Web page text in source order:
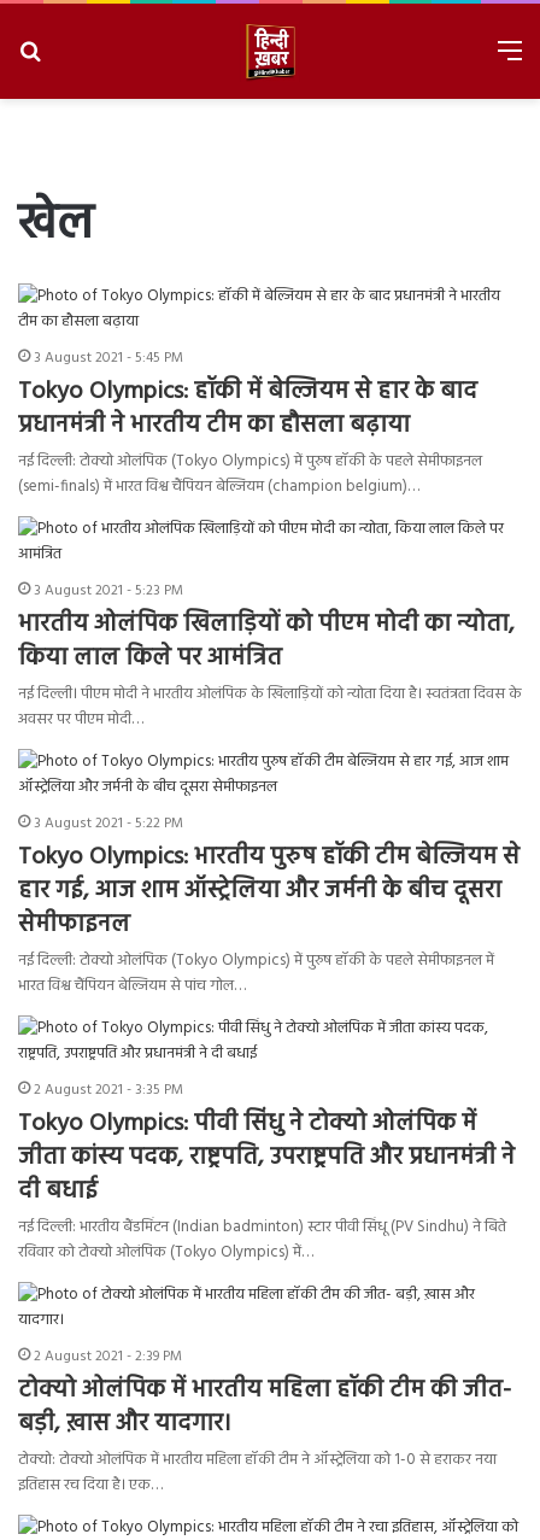
खेल
3 August 2021 - 5:45 PM
Tokyo Olympics: हॉकी में बेल्जियम से हार के बाद
प्रधानमंत्री ने भारतीय टीम का हौसला बढ़ाया
नई दिल्ली: टोक्यो ओलंपिक (Tokyo Olympics) में पुरुष हॉकी के पहले सेमीफाइनल
(semi-finals) में भारत विश्व चैंपियन बेल्जियम (champion belgium)…
3 August 2021 - 5:23 PM
भारतीय ओलंपिक खिलाड़ियों को पीएम मोदी का न्योता,
किया लाल किले पर आमंत्रित
नई दिल्ली। पीएम मोदी ने भारतीय ओलंपिक के खिलाड़ियों को न्योता दिया है। स्वतंत्रता दिवस के
अवसर पर पीएम मोदी…
3 August 2021 - 5:22 PM
Tokyo Olympics: भारतीय पुरुष हॉकी टीम बेल्जियम से
हार गई, आज शाम ऑस्ट्रेलिया और जर्मनी के बीच दूसरा
सेमीफाइनल
नई दिल्ली: टोक्यो ओलंपिक (Tokyo Olympics) में पुरुष हॉकी के पहले सेमीफाइनल में
भारत विश्व चैंपियन बेल्जियम से पांच गोल…
2 August 2021 - 3:35 PM
Tokyo Olympics: पीवी सिंधु ने टोक्यो ओलंपिक में
जीता कांस्य पदक, राष्ट्रपति, उपराष्ट्रपति और प्रधानमंत्री ने
दी बधाई
नई दिल्ली: भारतीय बैंडमिंटन (Indian badminton) स्टार पीवी सिंधू (PV Sindhu) ने बिते
रविवार को टोक्यो ओलंपिक (Tokyo Olympics) में…
2 August 2021 - 2:39 PM
टोक्यो ओलंपिक में भारतीय महिला हॉकी टीम की जीत-
बड़ी, ख़ास और यादगार।
टोक्यो: टोक्यो ओलंपिक में भारतीय महिला हॉकी टीम ने ऑस्ट्रेलिया को 1-0 से हराकर नया
इतिहास रच दिया है। एक…